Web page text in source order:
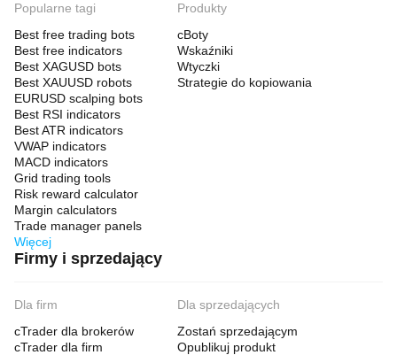
Popularne tagi
Best free trading bots
Best free indicators
Best XAGUSD bots
Best XAUUSD robots
EURUSD scalping bots
Best RSI indicators
Best ATR indicators
VWAP indicators
MACD indicators
Grid trading tools
Risk reward calculator
Margin calculators
Trade manager panels
Więcej
Produkty
cBoty
Wskaźniki
Wtyczki
Strategie do kopiowania
Firmy i sprzedający
Dla firm
cTrader dla brokerów
cTrader dla firm
Dla sprzedających
Zostań sprzedającym
Opublikuj produkt